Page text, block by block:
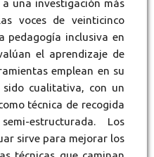
a una investigación más
voces de veinticinco
pedagogía inclusiva en
el aprendizaje de
emplean en su
cualitativa, con un
técnica de recogida
estructurada. Los
sirve para mejorar los